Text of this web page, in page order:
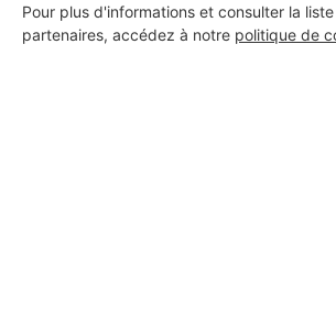
Pour plus d'informations et consulter la
partenaires, accédez à notre politique de